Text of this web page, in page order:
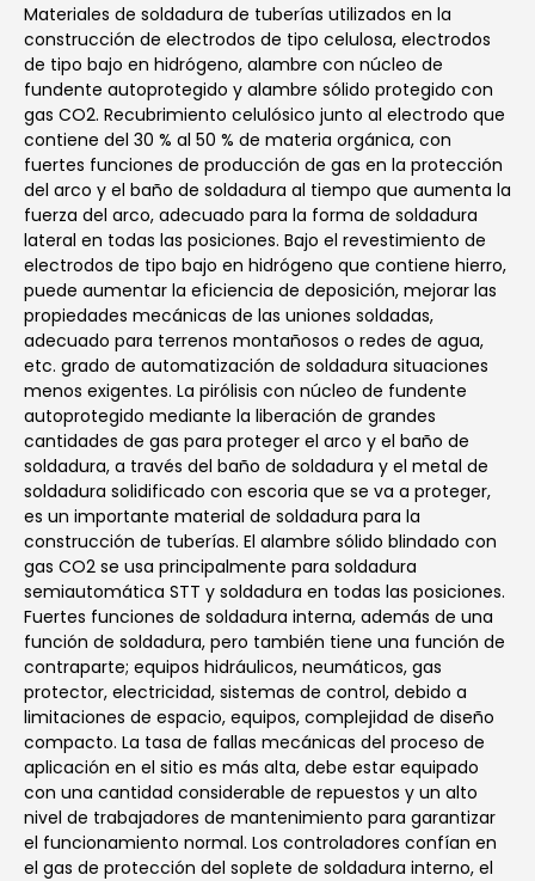
Materiales de soldadura de tuberías utilizados en la
construcción de electrodos de tipo celulosa, electrodos
de tipo bajo en hidrógeno, alambre con núcleo de
fundente autoprotegido y alambre sólido protegido con
gas CO2. Recubrimiento celulósico junto al electrodo que
contiene del 30 % al 50 % de materia orgánica, con
fuertes funciones de producción de gas en la protección
del arco y el baño de soldadura al tiempo que aumenta la
fuerza del arco, adecuado para la forma de soldadura
lateral en todas las posiciones. Bajo el revestimiento de
electrodos de tipo bajo en hidrógeno que contiene hierro,
puede aumentar la eficiencia de deposición, mejorar las
propiedades mecánicas de las uniones soldadas,
adecuado para terrenos montañosos o redes de agua,
etc. grado de automatización de soldadura situaciones
menos exigentes. La pirólisis con núcleo de fundente
autoprotegido mediante la liberación de grandes
cantidades de gas para proteger el arco y el baño de
soldadura, a través del baño de soldadura y el metal de
soldadura solidificado con escoria que se va a proteger,
es un importante material de soldadura para la
construcción de tuberías. El alambre sólido blindado con
gas CO2 se usa principalmente para soldadura
semiautomática STT y soldadura en todas las posiciones.
Fuertes funciones de soldadura interna, además de una
función de soldadura, pero también tiene una función de
contraparte; equipos hidráulicos, neumáticos, gas
protector, electricidad, sistemas de control, debido a
limitaciones de espacio, equipos, complejidad de diseño
compacto. La tasa de fallas mecánicas del proceso de
aplicación en el sitio es más alta, debe estar equipado
con una cantidad considerable de repuestos y un alto
nivel de trabajadores de mantenimiento para garantizar
el funcionamiento normal. Los controladores confían en
el gas de protección del soplete de soldadura interno, el